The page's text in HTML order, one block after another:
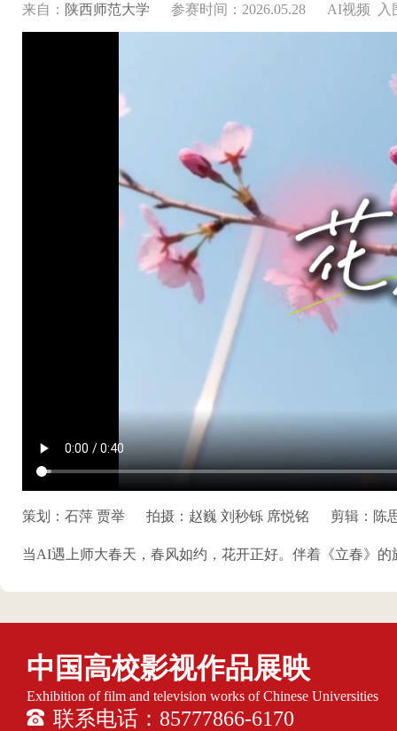
来自： 陕西师范大学 参赛时间：2026.05.28 AI视频 入
策划：石萍 贾举 拍摄：赵巍 刘秒铄 席悦铭 剪辑：陈
当AI遇上师大春天，春风如约，花开正好。伴着《立春》
中国高校影视作品展映
Exhibition of film and television works of Chinese Universities
联系电话：85777866-6170